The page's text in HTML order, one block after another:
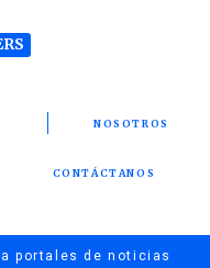
NOSOTROS
CONTÁCTANOS
portales de noticias